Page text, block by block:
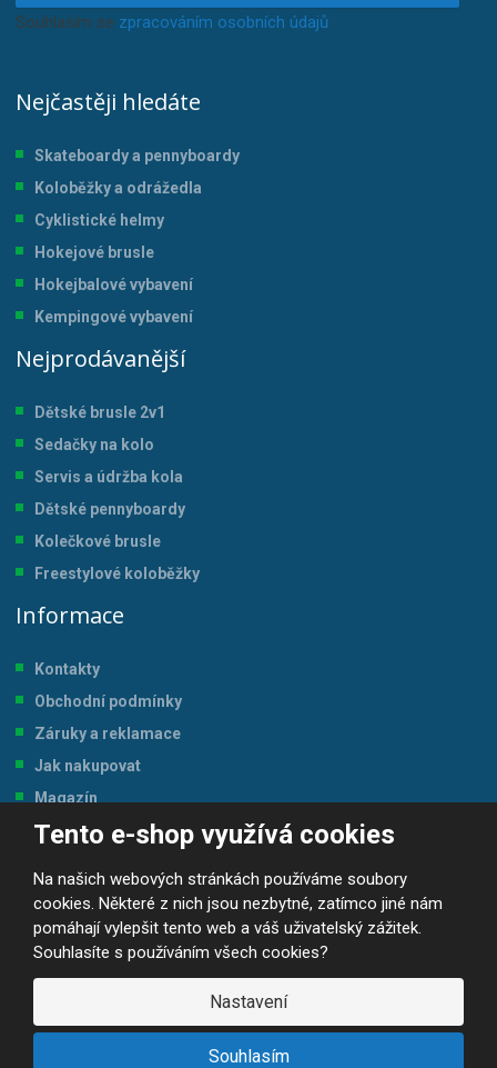
Tento e-shop využívá cookies
Na našich webových stránkách používáme soubory
cookies. Některé z nich jsou nezbytné, zatímco jiné nám
pomáhají vylepšit tento web a váš uživatelský zážitek.
Souhlasíte s používáním všech cookies?
Nastavení
Souhlasím
Souhlasím se zpracováním osobních údajů
Nejčastěji hledáte
Skateboardy a pennyboardy
Koloběžky a odrážedla
Cyklistické helmy
Hokejové brusle
Hokejbalové vybavení
Kempingové vybavení
Nejprodávanější
Dětské brusle 2v1
Sedačky na kolo
Servis a údržba kola
Dětské pennyboardy
Kolečkové brusle
Freestylové koloběžky
Informace
Kontakty
Obchodní podmínky
Záruky a reklamace
Jak nakupovat
Magazín
Tabulka velikostí
© 2026, JP-SPORT.CZ SPORTOVNÍ POTŘEBY
Prohlášení o přístupnosti |Mapa stránek ||GDPR
VYROBILA
R